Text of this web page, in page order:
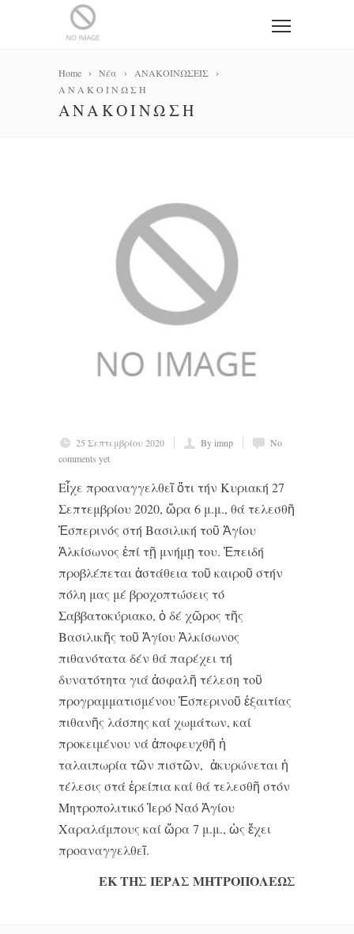
Home Νέα
ΑΝΑΚΟΙΝΩΣΕΙΣ
Α Ν Α Κ Ο Ι Ν Ω Σ Η
Α Ν Α Κ Ο Ι Ν Ω Σ Η
25 Σεπτεμβρίου 2020 By imnp
No
comments yet
Εἶχε προαναγγελθεῖ ὅτι τήν Κυριακή 27
Σεπτεμβρίου 2020, ὥρα 6 μ.μ., θά τελεσθῆ
Ἑσπερινός στή Βασιλική τοῦ Ἁγίου
Ἀλκίσωνος ἐπί τῇ μνήμῃ του. Ἐπειδή
προβλέπεται ἀστάθεια τοῦ καιροῦ στήν
πόλη μας μέ βροχοπτώσεις τό
Σαββατοκύριακο, ὁ δέ χῶρος τῆς
Βασιλικῆς τοῦ Ἁγίου Ἀλκίσωνος
πιθανότατα δέν θά παρέχει τή
δυνατότητα γιά ἀσφαλῆ τέλεση τοῦ
προγραμματισμένου Ἑσπερινοῦ ἐξαιτίας
πιθανῆς λάσπης καί χωμάτων, καί
προκειμένου νά ἀποφευχθῆ ἡ
ταλαιπωρία τῶν πιστῶν, ἀκυρώνεται ἡ
τέλεσις στά ἐρείπια καί θά τελεσθῆ στόν
Μητροπολιτικό Ἱερό Ναό Ἁγίου
Χαραλάμπους καί ὥρα 7 μ.μ., ὡς ἔχει
προαναγγελθεῖ.
ΕΚ ΤΗΣ ΙΕΡΑΣ ΜΗΤΡΟΠΟΛΕΩΣ